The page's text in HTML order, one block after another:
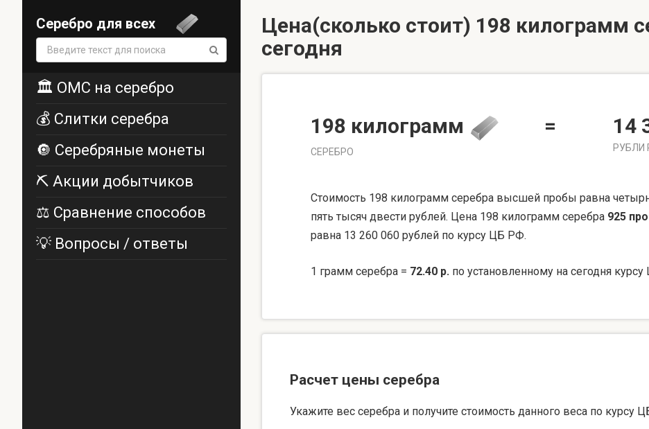
Серебро для всех
Поиск:
🏛️ ОМС на серебро
💰 Слитки серебра
🔘 Серебряные монеты
⛏️ Акции добытчиков
⚖️ Сравнение способов
💡 Вопросы / ответы
Цена(сколько стоит) 198 килограмм
сегодня
198 килограмм
СЕРЕБРО
= 14
РУБЛИ
Стоимость 198 килограмм серебра высшей пробы равна
пять тысяч двести рублей. Цена 198 килограмм серебра 925
равна 13 260 060 рублей по курсу ЦБ РФ.
1 грамм серебра = 72.40 р. по установленному на сегодня
Расчет цены серебра
Укажите вес серебра и получите стоимость данного веса по курсу